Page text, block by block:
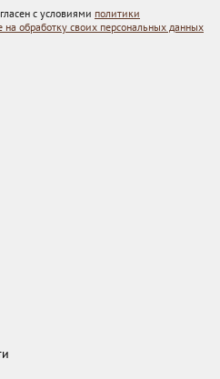
с условиями политики
на обработку своих персональных данных